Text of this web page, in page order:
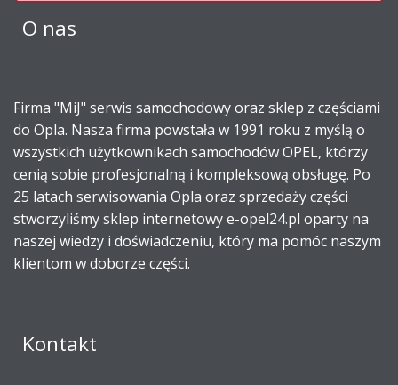
O nas
Firma "MiJ" serwis samochodowy oraz sklep z częściami
do Opla. Nasza firma powstała w 1991 roku z myślą o
wszystkich użytkownikach samochodów OPEL, którzy
cenią sobie profesjonalną i kompleksową obsługę. Po
25 latach serwisowania Opla oraz sprzedaży części
stworzyliśmy sklep internetowy e-opel24.pl oparty na
naszej wiedzy i doświadczeniu, który ma pomóc naszym
klientom w doborze części.
Kontakt